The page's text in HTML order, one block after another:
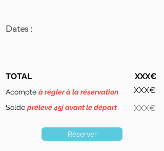
Dates :
TOTAL
Acompte à régler à la réservation
Solde prélevé 45j avant le départ
XXX€
XXX€
XXX€
Réserver